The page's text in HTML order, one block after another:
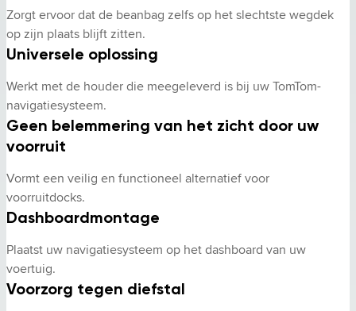
Zorgt ervoor dat de beanbag zelfs op het slechtste wegdek
op zijn plaats blijft zitten.
Universele oplossing
Werkt met de houder die meegeleverd is bij uw TomTom-
navigatiesysteem.
Geen belemmering van het zicht door uw
voorruit
Vormt een veilig en functioneel alternatief voor
voorruitdocks.
Dashboardmontage
Plaatst uw navigatiesysteem op het dashboard van uw
voertuig.
Voorzorg tegen diefstal